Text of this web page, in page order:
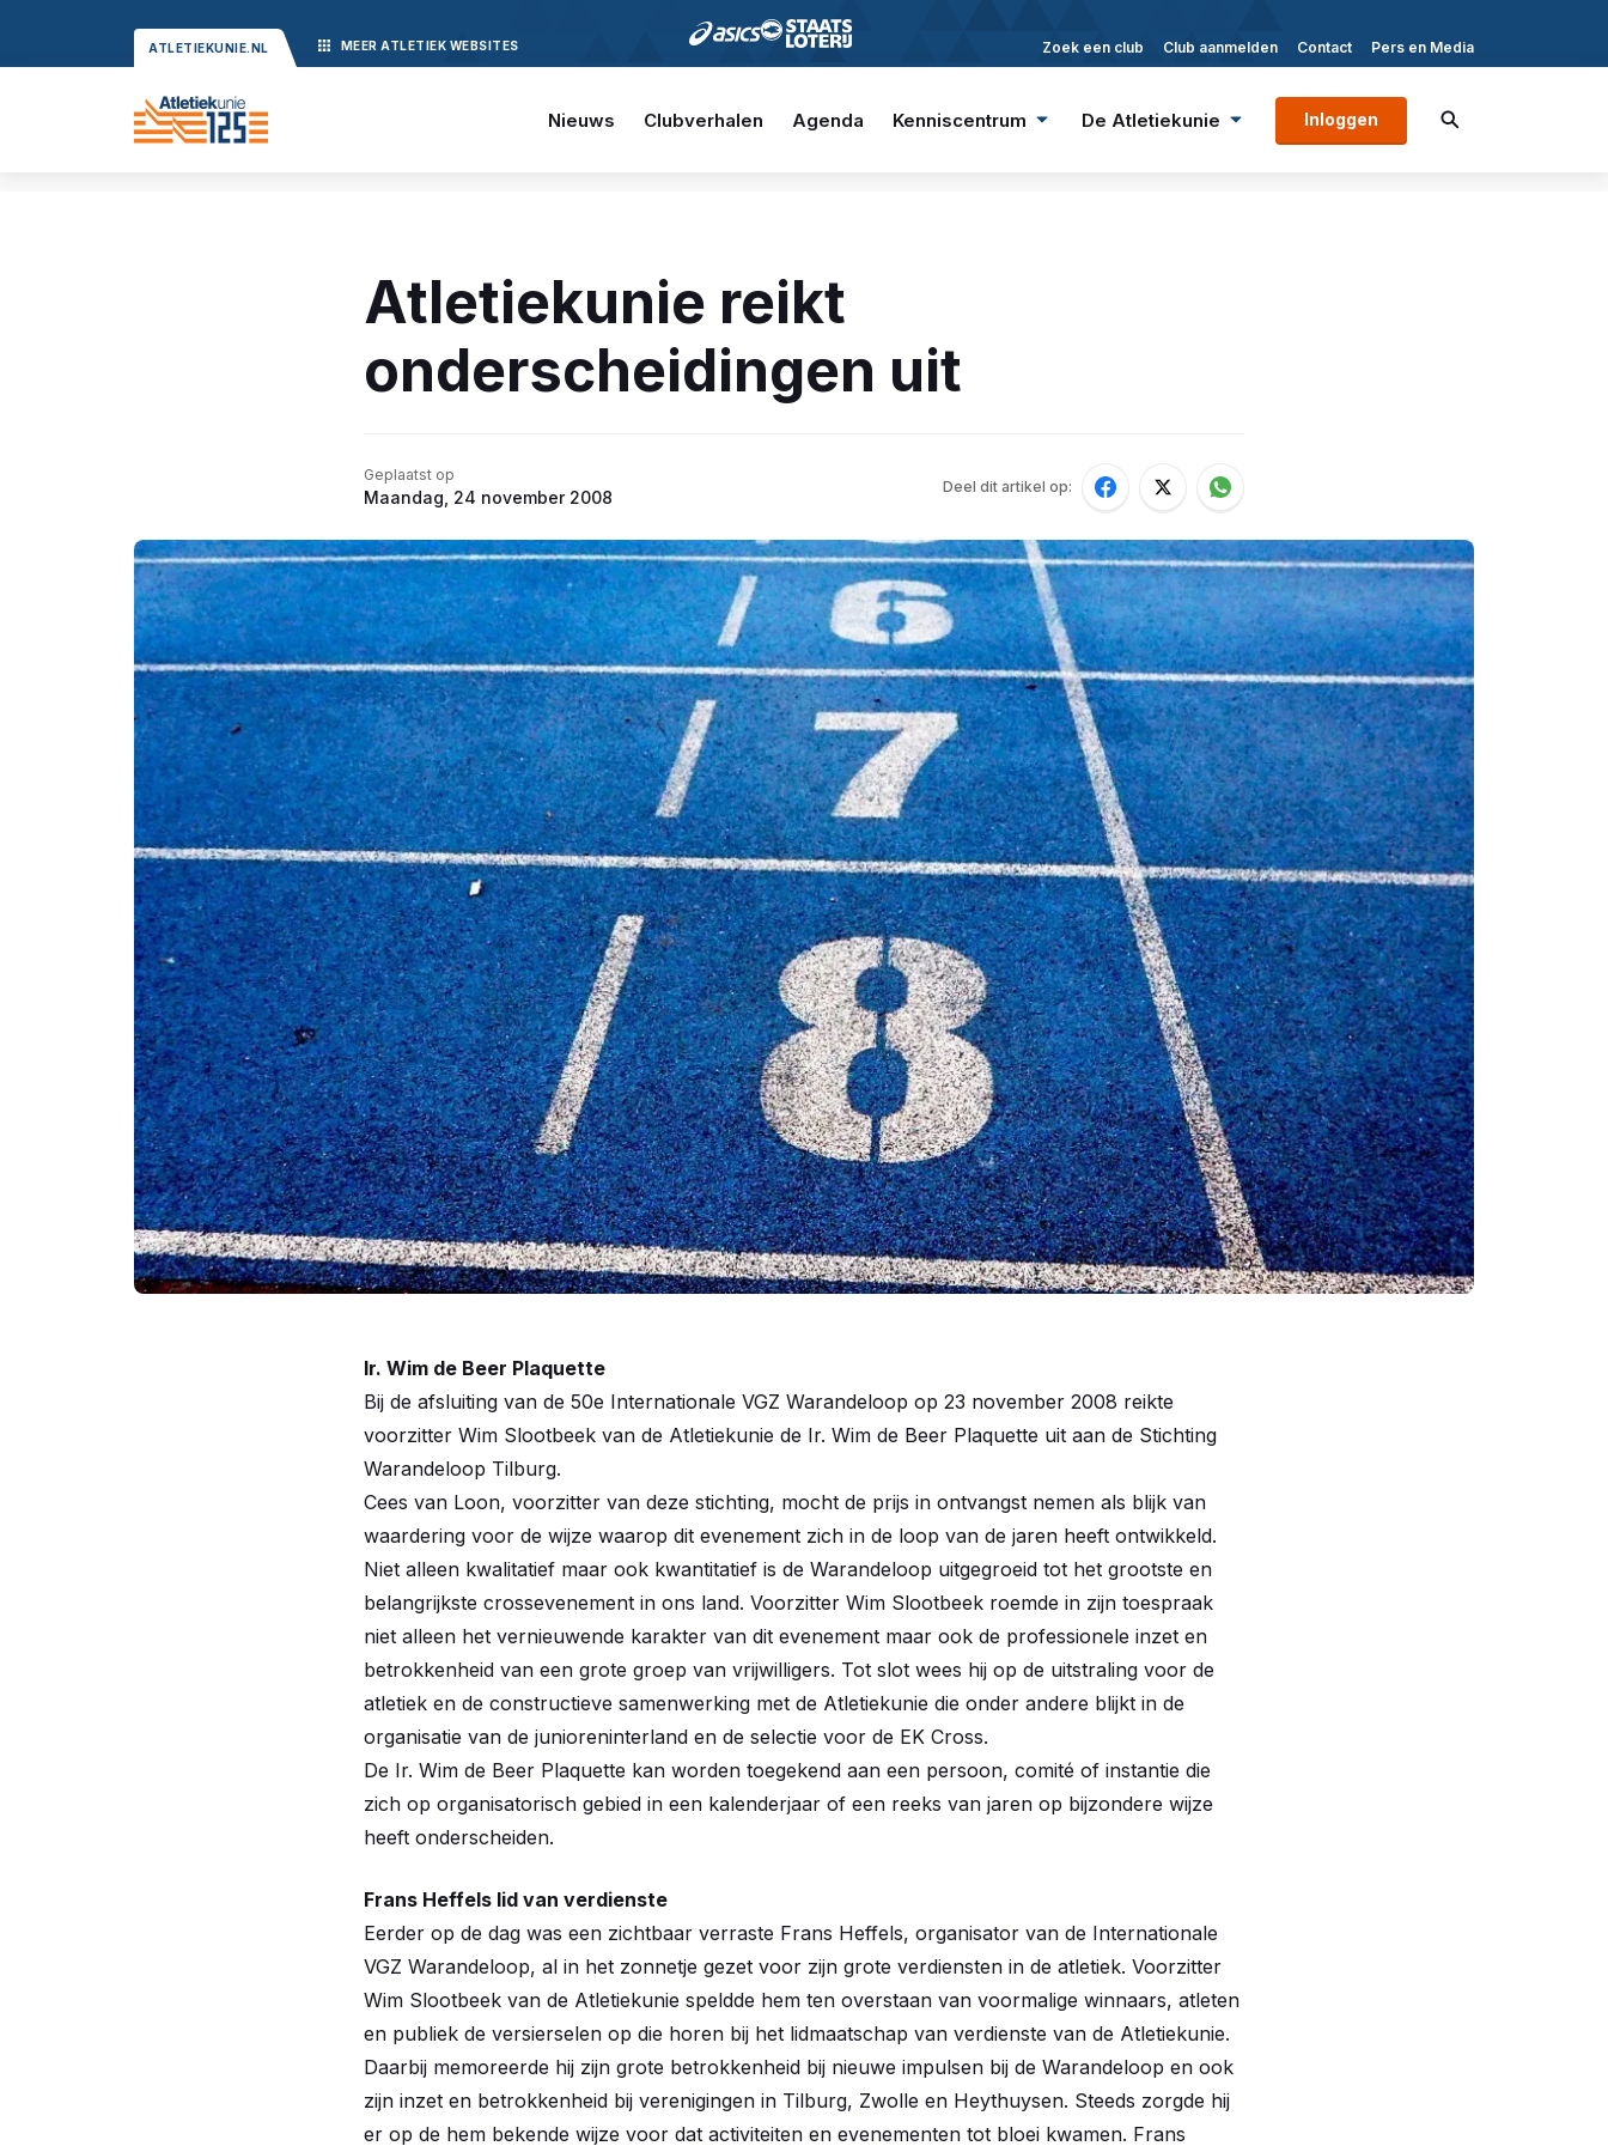
ATLETIEKUNIE.NL MEER ATLETIEK WEBSITES Zoek een club Club aanmelden Contact Pers en Media
Nieuws Clubverhalen Agenda Kenniscentrum De Atletiekunie Inloggen
Atletiekunie reikt
onderscheidingen uit
Geplaatst op
Maandag, 24 november 2008
Deel dit artikel op:
Ir. Wim de Beer Plaquette
Bij de afsluiting van de 50e Internationale VGZ Warandeloop op 23 november 2008 reikte
voorzitter Wim Slootbeek van de Atletiekunie de Ir. Wim de Beer Plaquette uit aan de Stichting
Warandeloop Tilburg.
Cees van Loon, voorzitter van deze stichting, mocht de prijs in ontvangst nemen als blijk van
waardering voor de wijze waarop dit evenement zich in de loop van de jaren heeft ontwikkeld.
Niet alleen kwalitatief maar ook kwantitatief is de Warandeloop uitgegroeid tot het grootste en
belangrijkste crossevenement in ons land. Voorzitter Wim Slootbeek roemde in zijn toespraak
niet alleen het vernieuwende karakter van dit evenement maar ook de professionele inzet en
betrokkenheid van een grote groep van vrijwilligers. Tot slot wees hij op de uitstraling voor de
atletiek en de constructieve samenwerking met de Atletiekunie die onder andere blijkt in de
organisatie van de junioreninterland en de selectie voor de EK Cross.
De Ir. Wim de Beer Plaquette kan worden toegekend aan een persoon, comité of instantie die
zich op organisatorisch gebied in een kalenderjaar of een reeks van jaren op bijzondere wijze
heeft onderscheiden.
Frans Heffels lid van verdienste
Eerder op de dag was een zichtbaar verraste Frans Heffels, organisator van de Internationale
VGZ Warandeloop, al in het zonnetje gezet voor zijn grote verdiensten in de atletiek. Voorzitter
Wim Slootbeek van de Atletiekunie speldde hem ten overstaan van voormalige winnaars, atleten
en publiek de versierselen op die horen bij het lidmaatschap van verdienste van de Atletiekunie.
Daarbij memoreerde hij zijn grote betrokkenheid bij nieuwe impulsen bij de Warandeloop en ook
zijn inzet en betrokkenheid bij verenigingen in Tilburg, Zwolle en Heythuysen. Steeds zorgde hij
er op de hem bekende wijze voor dat activiteiten en evenementen tot bloei kwamen. Frans